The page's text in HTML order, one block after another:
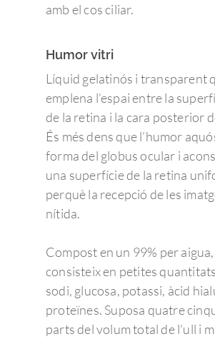
amb el cos ciliar.
Humor vitri
Líquid gelatinós i transparent
emplena l’espai entre la
de la retina i la cara posterior
És més dens que l’humor
forma del globus ocular i
una superfície de la retina
perquè la recepció de les
nítida.
Compost en un 99% per
consisteix en petites
sodi, glucosa, potassi, àcid
proteïnes. Suposa quatre
parts del volum total de l’ull i